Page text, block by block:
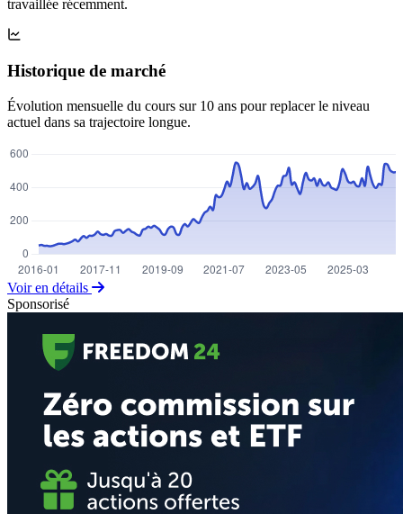
travaillée récemment.
Historique de marché
Évolution mensuelle du cours sur 10 ans pour replacer le niveau
actuel dans sa trajectoire longue.
Voir en détails
Sponsorisé